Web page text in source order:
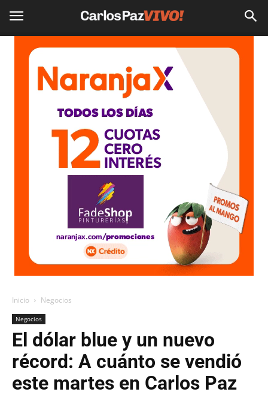
Inicio Negocios
Negocios
El dólar blue y un nuevo
récord: A cuánto se vendió
este martes en Carlos Paz